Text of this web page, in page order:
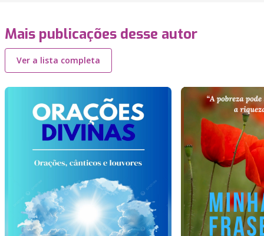
Mais publicações desse autor
Ver a lista completa